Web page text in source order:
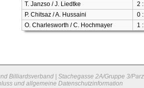
T. Janzso / J. Liedtke
2
P. Chitsaz / A. Hussaini
0
O. Charlesworth / C. Hochmayer
1
Billiardsverband | Stachegasse 2A/Gruppe 3/
und allgemeine Datenschutzinformation